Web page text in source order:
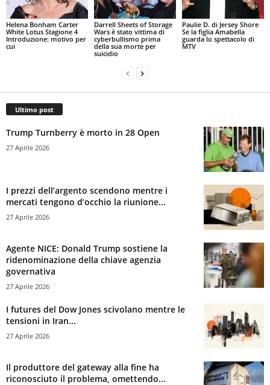
Helena Bonham Carter
White Lotus Stagione 4
Introduzione: motivo per
cui
Darrell Sheets of Storage
Wars è stato vittima di
cyberbullismo prima
della sua morte per
suicidio
Paulie D. di Jersey Shore
Se la figlia Amabella
guarda lo spettacolo di
MTV
Ultimo post
Trump Turnberry è morto in 28 Open
27 Aprile 2026
I prezzi dell’argento scendono mentre i
mercati tengono d’occhio la riunione...
27 Aprile 2026
Agente NICE: Donald Trump sostiene la
ridenominazione della chiave agenzia
governativa
27 Aprile 2026
I futures del Dow Jones scivolano mentre le
tensioni in Iran...
27 Aprile 2026
Il produttore del gateway alla fine ha
riconosciuto il problema, omettendo...